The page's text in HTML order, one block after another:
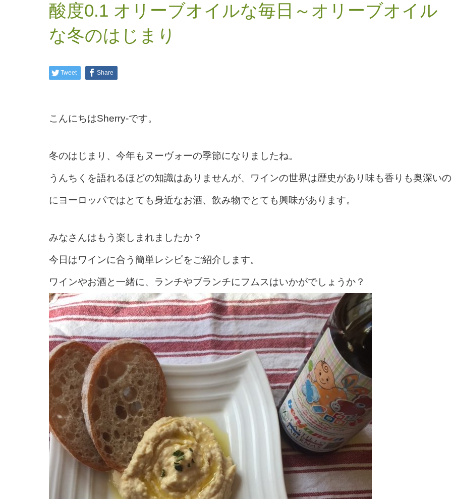
酸度0.1 オリーブオイルな毎日～オリーブオイル
な冬のはじまり
Tweet Share
こんにちはSherry-です。
冬のはじまり、今年もヌーヴォーの季節になりましたね。
うんちくを語れるほどの知識はありませんが、ワインの世界は歴史があり味も香りも奥深いの
にヨーロッパではとても身近なお酒、飲み物でとても興味があります。
みなさんはもう楽しまれましたか？
今日はワインに合う簡単レシピをご紹介します。
ワインやお酒と一緒に、ランチやブランチにフムスはいかがでしょうか？